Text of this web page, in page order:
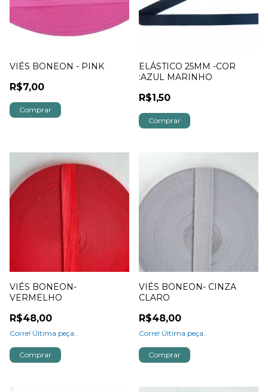
VIÉS BONEON - PINK
R$7,00
Comprar
ELÁSTICO 25MM -COR
:AZUL MARINHO
R$1,50
VIÉS BONEON-
VERMELHO
R$48,00
Corre! Última peça..
Comprar
VIÉS BONEON- CINZA
CLARO
R$48,00
Corre! Última peça..
Comprar